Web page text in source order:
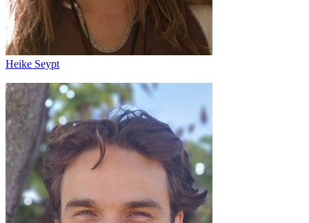
Heike Seypt